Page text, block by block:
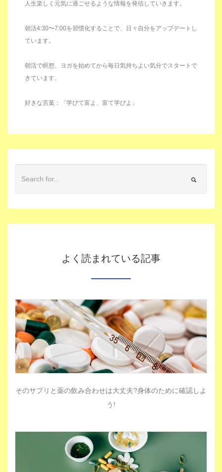
人生楽しく元気に過ごせるような情報を発信していきます。
朝活4:30〜7:00を習慣化することで、日々自分をアップデートし
ています。
朝活で瞑想、ヨガを始めてから毎日気持ちよい気分でスタートで
きています。
好きな言葉：「学びて富よ、富て学びよ」
よく読まれている記事
そのサプリと薬の飲み合わせは大丈夫?身体のために確認しよ
う!